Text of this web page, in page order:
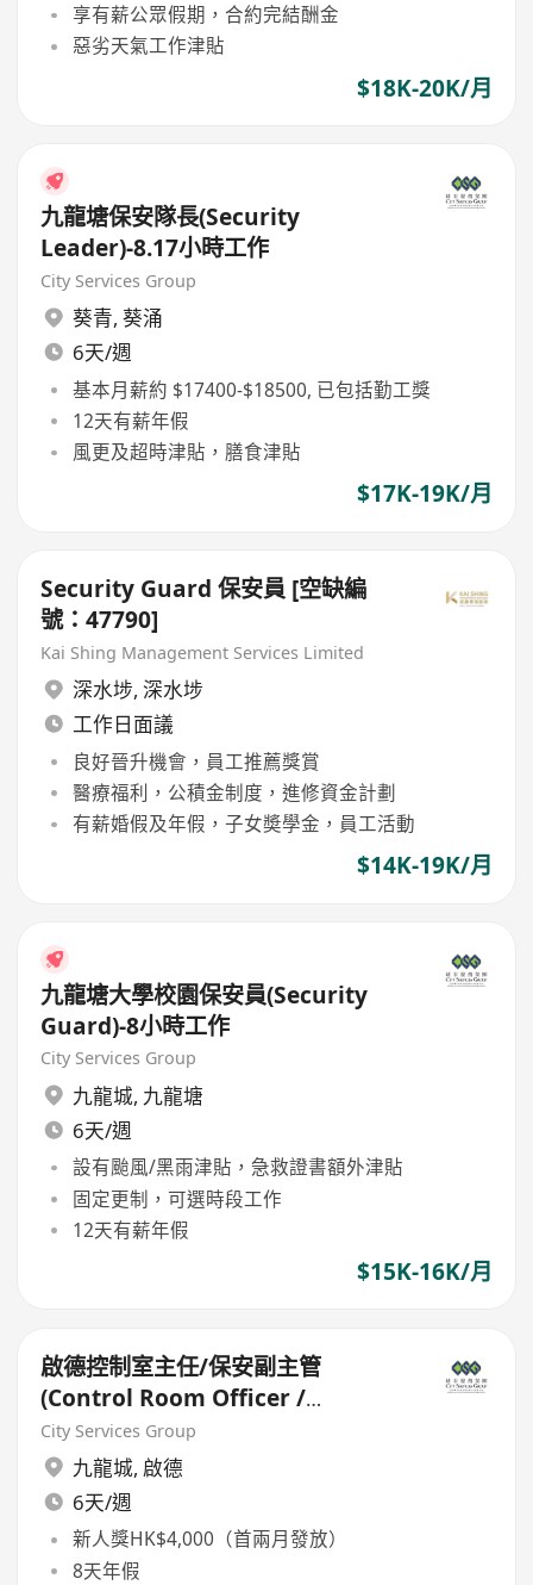
享有薪公眾假期，合約完結酬金
惡劣天氣工作津貼
$18K-20K/月
九龍塘保安隊長(Security
Leader)-8.17小時工作
City Services Group
葵青, 葵涌
6天/週
基本月薪約 $17400-$18500, 已包括勤工獎
12天有薪年假
風更及超時津貼，膳食津貼
$17K-19K/月
Security Guard 保安員 [空缺編
號：47790]
Kai Shing Management Services Limited
深水埗, 深水埗
工作日面議
良好晉升機會，員工推薦獎賞
醫療福利，公積金制度，進修資金計劃
有薪婚假及年假，子女奬學金，員工活動
$14K-19K/月
九龍塘大學校園保安員(Security
Guard)-8小時工作
City Services Group
九龍城, 九龍塘
6天/週
設有颱風/黑雨津貼，急救證書額外津貼
固定更制，可選時段工作
12天有薪年假
$15K-16K/月
啟德控制室主任/保安副主管
(Control Room Officer /
Assistant Security Officer
City Services Group
九龍城, 啟德
6天/週
新人獎HK$4,000（首兩月發放）
8天年假